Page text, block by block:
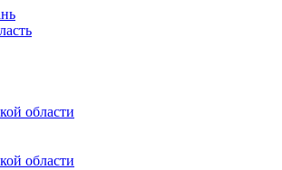
области
области